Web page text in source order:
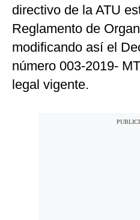
directivo de la ATU
Reglamento de
modificando así el
número 003-2019-
legal vigente.